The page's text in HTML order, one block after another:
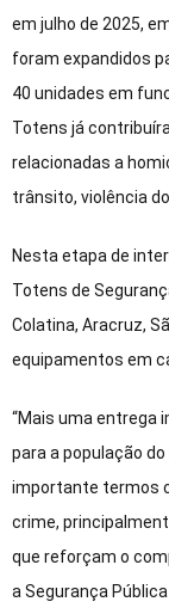
em julho de 2025,
foram expandidos
40 unidades em
Totens já
relacionadas a
trânsito, violência
Nesta etapa de
Totens de
Colatina, Aracruz,
equipamentos em
“Mais uma entrega
para a população
importante termos
crime,
que reforçam o
a Segurança